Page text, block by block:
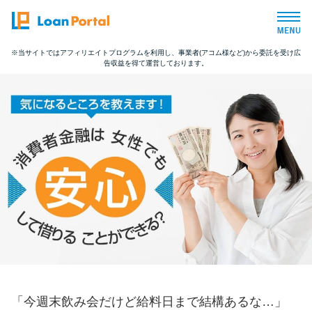
トップページ
おすすめコンテンツ
総合人気ランキング
とにかくすぐ借りたい方向け
バレずに借りたい方向け
※当サイトではアフィリエイトプログラムを利用し、事業者(アコム様など)から委託を受け広
告収益を得て運営しております。
「今週末飲み会だけど給料日まで結構あるな…」